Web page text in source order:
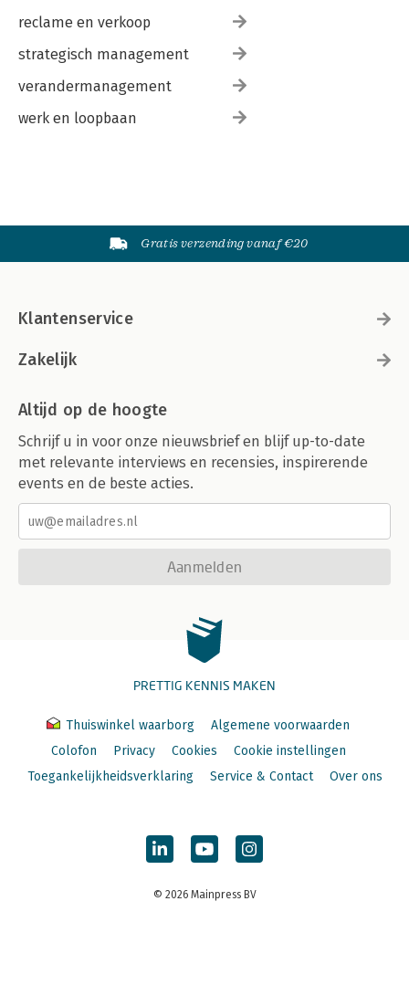
reclame en verkoop
strategisch management
verandermanagement
werk en loopbaan
Gratis verzending vanaf €20
Klantenservice
Zakelijk
Altijd op de hoogte
Schrijf u in voor onze nieuwsbrief en blijf up-to-date
met relevante interviews en recensies, inspirerende
events en de beste acties.
Aanmelden
PRETTIG KENNIS MAKEN
Thuiswinkel waarborg
Algemene voorwaarden
Colofon
Privacy Cookies
Cookie instellingen
Toegankelijkheidsverklaring
Service & Contact Over ons
© 2026 Mainpress BV